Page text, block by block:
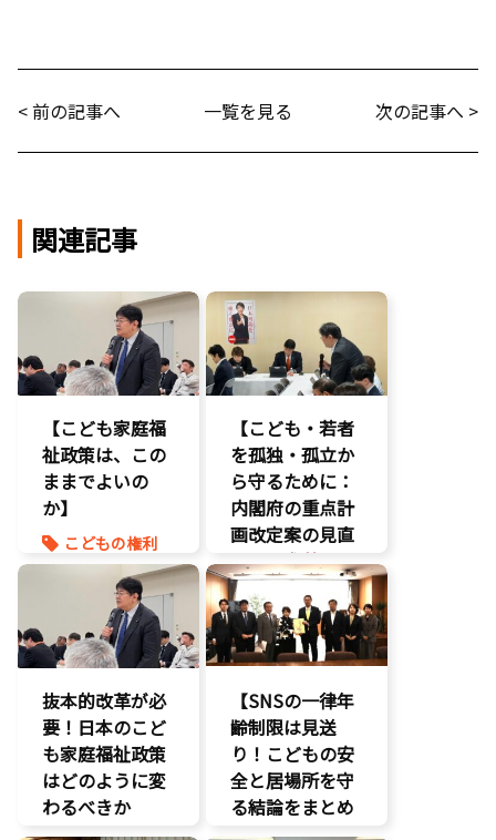
< 前の記事へ 一覧を見る 次の記事へ >
関連記事
【こども家庭福
祉政策は、この
ままでよいの
か】
こどもの権利
こども政策
命を守る
養子縁組
【こども・若者
を孤独・孤立か
ら守るために：
内閣府の重点計
画改定案の見直
しを要求
】
いじめ対策
こどもの権利
こども政策
命を守る
子育て支援拡
充
孤独孤立対策
将来不安
抜本的改革が必
要！日本のこど
も家庭福祉政策
はどのように変
わるべきか
【SNSの一律年
齢制限は見送
り！こどもの安
全と居場所を守
る結論をまとめ
ました】